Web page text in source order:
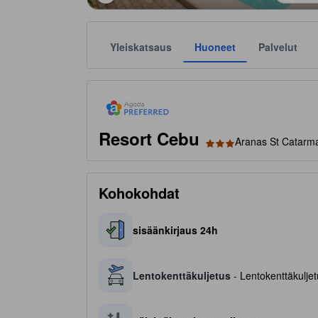
Yleiskatsaus Huoneet Palvelut
Resort Cebu Aranas St
Kohokohdat
sisäänkirjaus 24h
Lentokenttäkuljetus -